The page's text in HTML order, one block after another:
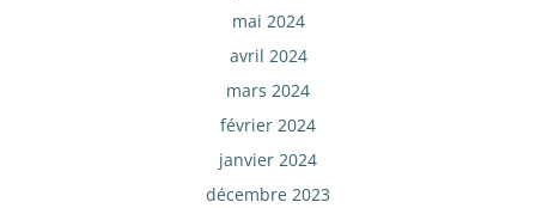
mai 2024
avril 2024
mars 2024
février 2024
janvier 2024
décembre 2023